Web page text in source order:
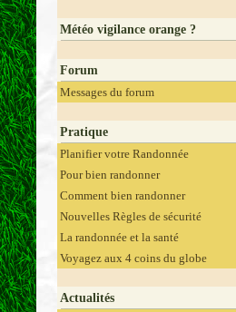
Météo vigilance orange ?
Forum
Messages du forum
Pratique
Planifier votre Randonnée
Pour bien randonner
Comment bien randonner
Nouvelles Règles de sécurité
La randonnée et la santé
Voyagez aux 4 coins du globe
Actualités